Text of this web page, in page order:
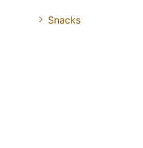
Snacks